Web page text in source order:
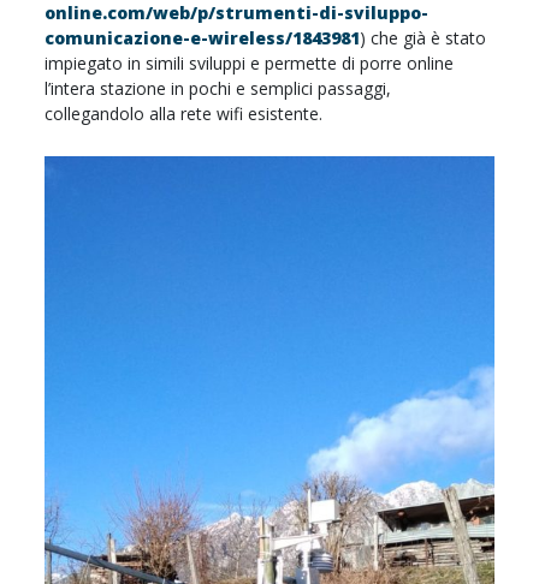
online.com/web/p/strumenti-di-sviluppo-
comunicazione-e-wireless/1843981) che già è stato
impiegato in simili sviluppi e permette di porre online
l’intera stazione in pochi e semplici passaggi,
collegandolo alla rete wifi esistente.